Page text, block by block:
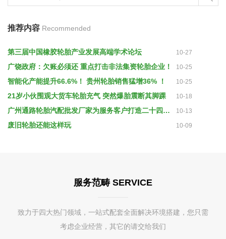
推荐内容 Recommended
第三届中国橡胶轮胎产业发展高端学术论坛 10-27
广饶政府：欠账必须还 重点打击非法集资轮胎企业！ 10-25
智能化产能提升66.6%！ 贵州轮胎销售猛增36% ！ 10-25
21岁小伙围观大货车轮胎充气 突然爆胎震断其脚踝 10-18
广州通路轮胎汽配批发厂家为服务客户打造二十四小时售后团队 10-13
废旧轮胎还能这样玩 10-09
服务范畴 SERVICE
致力于四大热门领域，一站式配套全面解决环境搭建，您只需
考虑企业经营，其它的请交给我们